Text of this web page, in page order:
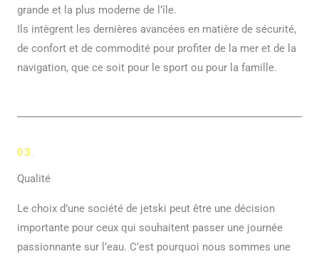
grande et la plus moderne de l’île.
Ils intègrent les dernières avancées en matière de sécurité,
de confort et de commodité pour profiter de la mer et de la
navigation, que ce soit pour le sport ou pour la famille.
03.
Qualité
Le choix d’une société de jetski peut être une décision
importante pour ceux qui souhaitent passer une journée
passionnante sur l’eau. C’est pourquoi nous sommes une